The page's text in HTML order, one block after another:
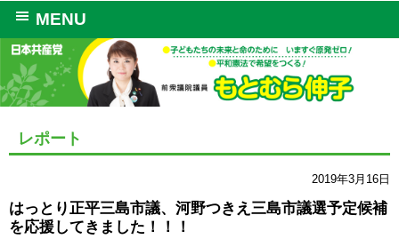
MENU
レポート
2019年3月16日
はっとり正平三島市議、河野つきえ三島市議選予定候補
を応援してきました！！！